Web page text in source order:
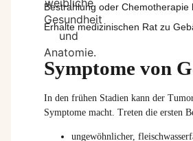
Bestrahlung oder Chemotherapie
Erhalte medizinischen Rat zu
Symptome von
In den frühen Stadien kann der
Symptome macht. Treten die ersten
ungewöhnlicher,